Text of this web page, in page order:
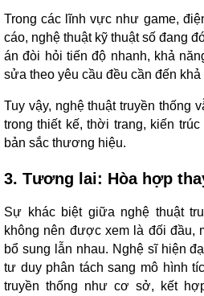
Trong các lĩnh vực như game,
cáo, nghệ thuật kỹ thuật số đang
án đòi hỏi tiến độ nhanh, khả
sửa theo yêu cầu đều cần đến
Tuy vậy, nghệ thuật truyền thống
trong thiết kế, thời trang, kiến
bản sắc thương hiệu.
3. Tương lai: Hòa hợp
Sự khác biệt giữa nghệ thuật
không nên được xem là đối đầu,
bổ sung lẫn nhau. Nghệ sĩ hiện
tư duy phân tách sang mô hình
truyền thống như cơ sở, kết